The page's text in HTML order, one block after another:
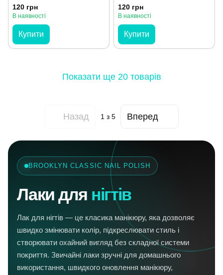
14 мл
120 грн
В наявності
Купити
рожевий неон 14 мл
120 грн
В наявності
Купити
Показати ще 20 товарів
Назад 1 з 5 Вперед
BROOKLYN CLASSIC NAIL POLISH
Лаки для нігтів
Лак для нігтів — це класика манікюру, яка дозволяє
швидко змінювати колір, підкреслювати стиль і
створювати охайний вигляд без складної системи
покриття. Звичайні лаки зручні для домашнього
використання, швидкого оновлення манікюру,